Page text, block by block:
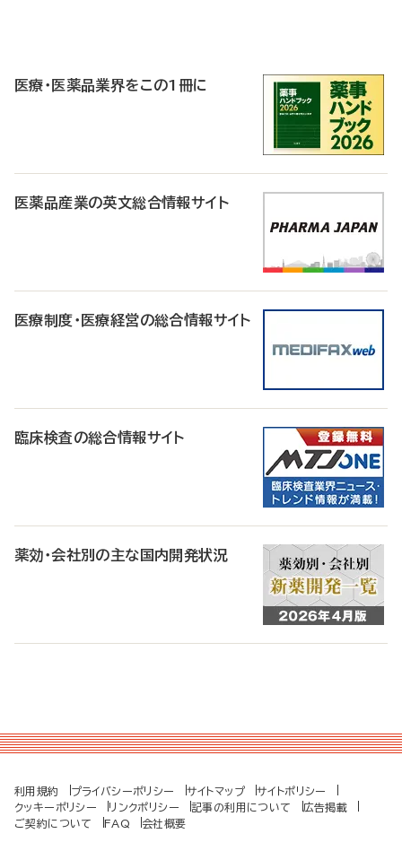
医療・医薬品業界をこの1冊に
医薬品産業の英文総合情報サイト
医療制度・医療経営の総合情報サイト
臨床検査の総合情報サイト
薬効・会社別の主な国内開発状況
利用規約 プライバシーポリシー サイトマップ
サイトポリシー
クッキーポリシー
リンクポリシー 記事の利用について
広告掲載
ご契約について
FAQ 会社概要